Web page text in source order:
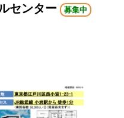
センター 募集中